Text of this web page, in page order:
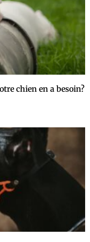
chien en a besoin?